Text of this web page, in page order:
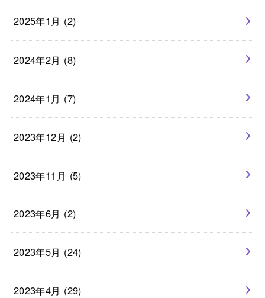
2025年1月 (2)
2024年2月 (8)
2024年1月 (7)
2023年12月 (2)
2023年11月 (5)
2023年6月 (2)
2023年5月 (24)
2023年4月 (29)